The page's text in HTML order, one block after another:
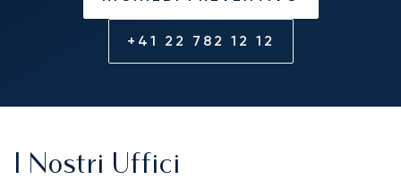
+41 22 782 12 12
I Nostri Uffici